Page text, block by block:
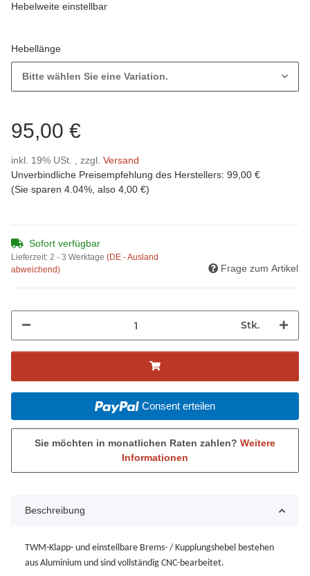
Hebelweite einstellbar
Hebellänge
Bitte wählen Sie eine Variation.
95,00 €
inkl. 19% USt. , zzgl. Versand
Unverbindliche Preisempfehlung des Herstellers: 99,00 €
(Sie sparen 4.04% , also 4,00 €)
Sofort verfügbar
Lieferzeit: 2 - 3 Werktage (DE - Ausland
abweichend)
Frage zum Artikel
Stk.
Consent erteilen
Sie möchten in monatlichen Raten zahlen? Weitere
Informationen
Beschreibung
TWM-Klapp- und einstellbare Brems- / Kupplungshebel bestehen
aus Aluminium und sind vollständig CNC-bearbeitet.